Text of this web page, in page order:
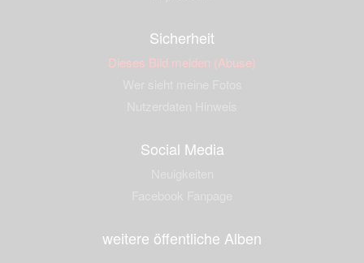
Sicherheit
Dieses Bild melden (Abuse)
Social Media
weitere öffentliche Alben